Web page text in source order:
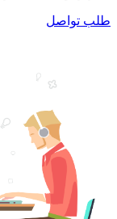
طلب تواصل